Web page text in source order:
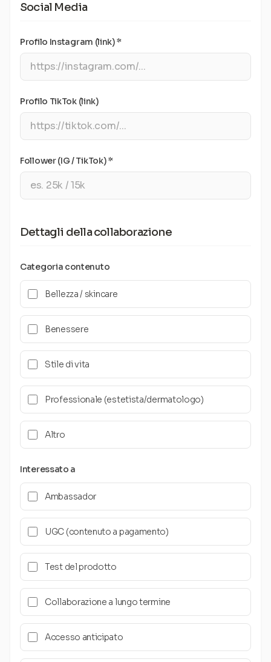
Social Media
Profilo Instagram (link) *
Profilo TikTok (link)
Follower (IG / TikTok) *
Dettagli della collaborazione
Categoria contenuto
Bellezza / skincare
Benessere
Stile di vita
Professionale (estetista/dermatologo)
Altro
Interessato a
Ambassador
UGC (contenuto a pagamento)
Test del prodotto
Collaborazione a lungo termine
Accesso anticipato